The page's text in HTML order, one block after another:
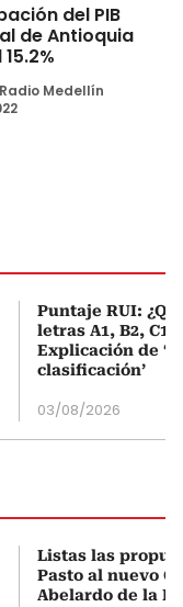
del PIB
de Antioquia
Medellín
Puntaje RUI:
letras A1, B2, C1
Explicación de
clasificación’
03/08/2026
Listas las
Pasto al nuevo
Abelardo de la